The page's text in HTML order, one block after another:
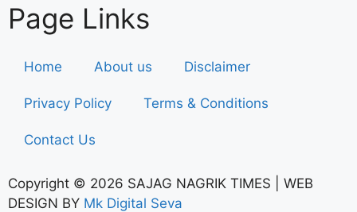
Page Links
Home About us Disclaimer
Privacy Policy Terms & Conditions
Contact Us
Copyright © 2026 SAJAG NAGRIK TIMES | WEB
DESIGN BY Mk Digital Seva